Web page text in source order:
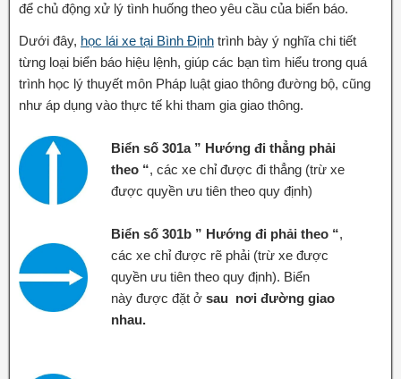
để chủ động xử lý tình huống theo yêu cầu của biển báo.
Dưới đây, học lái xe tại Bình Định trình bày ý nghĩa chi tiết
từng loại biển báo hiệu lệnh, giúp các bạn tìm hiểu trong quá
trình học lý thuyết môn Pháp luật giao thông đường bộ, cũng
như áp dụng vào thực tế khi tham gia giao thông.
Biển số 301a ” Hướng đi thẳng phải
theo “, các xe chỉ được đi thẳng (trừ xe
được quyền ưu tiên theo quy định)
Biển số 301b ” Hướng đi phải theo “,
các xe chỉ được rẽ phải (trừ xe được
quyền ưu tiên theo quy định). Biển
này được đặt ở sau nơi đường giao
nhau.